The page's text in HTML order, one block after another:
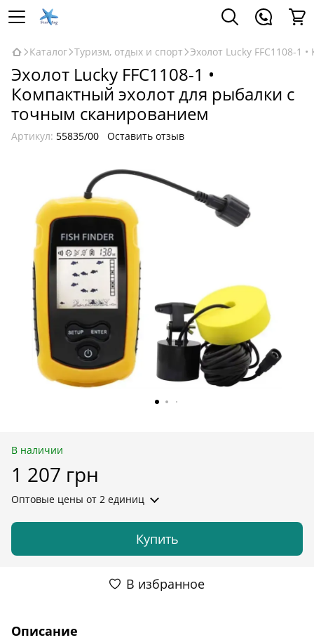
Каталог Туризм, отдых и спорт Эхолот Lucky FFC1108-1
Эхолот Lucky FFC1108-1 •
Компактный эхолот для рыбалки с
точным сканированием
Артикул: 55835/00 Оставить отзыв
В наличии
1 207 грн
Оптовые цены от 2 единиц
Купить
В избранное
Описание